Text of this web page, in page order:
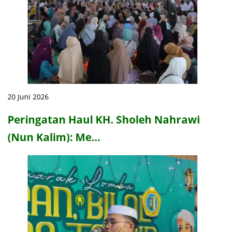
20 Juni 2026
Peringatan Haul KH. Sholeh Nahrawi
(Nun Kalim): Me…